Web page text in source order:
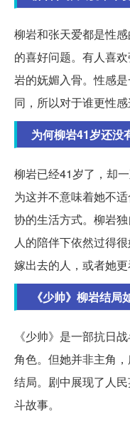
柳岩和张天爱都是性
的喜好问题。有人喜
岩的妩媚入骨。性感
同，所以对于谁更性
为何柳岩41岁还没
柳岩已经41岁了，却
为这并不意味着她不
协的生活方式。柳岩
人的陪伴下依然过得
嫁出去的人，或者她更
《少帅》柳岩结局
《少帅》是一部抗日
角色。但她并非主角
结局。剧中展现了人
斗故事。